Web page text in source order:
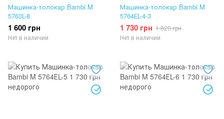
Машинка-толокар Bambi M
5763L-8
1 600 грн
Нет в наличии
Машинка-толокар Bambi M
5764ЕL-4-3
1 730 грн 1 820 грн
Нет в наличии